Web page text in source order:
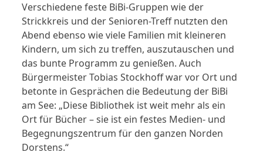
Verschiedene feste BiBi-Gruppen wie der
Strickkreis und der Senioren-Treff nutzten den
Abend ebenso wie viele Familien mit kleineren
Kindern, um sich zu treffen, auszutauschen und
das bunte Programm zu genießen. Auch
Bürgermeister Tobias Stockhoff war vor Ort und
betonte in Gesprächen die Bedeutung der BiBi
am See: „Diese Bibliothek ist weit mehr als ein
Ort für Bücher – sie ist ein festes Medien- und
Begegnungszentrum für den ganzen Norden
Dorstens.“